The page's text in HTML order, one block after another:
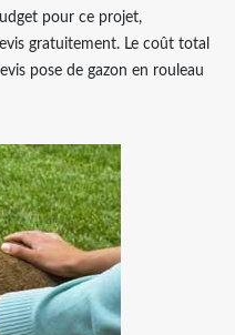
pour ce projet,
gratuitement. Le coût total
pose de gazon en rouleau